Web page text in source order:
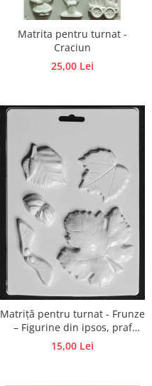
Matrita pentru turnat -
Craciun
25,00 Lei
Matriță pentru turnat - Frunze
– Figurine din ipsos, praf
ceramic, beton, piatră lichidă
15,00 Lei